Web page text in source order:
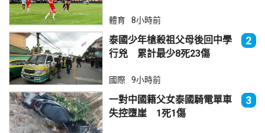
體育 8小時前
泰國少年槍殺祖父母後回中學
行兇 累計最少8死23傷
2
國際 9小時前
一對中國籍父女泰國騎電單車
失控墮崖 1死1傷
3